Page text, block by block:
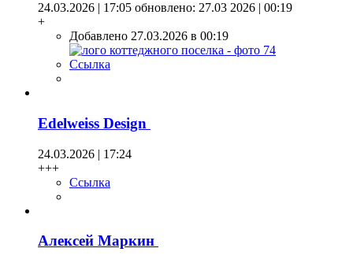
24.03.2026 | 17:05 обновлено: 27.03 2026 | 00:19
+
Добавлено 27.03.2026 в 00:19
Ссылка
Edelweiss Design
24.03.2026 | 17:24
+++
Ссылка
Алексей Маркин